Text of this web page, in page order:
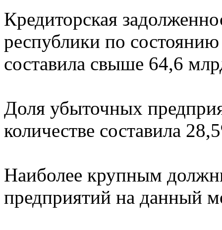
Кредиторская
республики по
составила свыше 64,6
Доля убыточных
количестве составила
Наиболее крупным
предприятий на данный